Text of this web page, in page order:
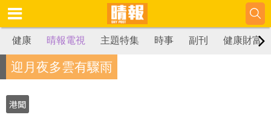
健康 晴報電視 主題特集 時事 副刊 健康財富
迎月夜多雲有驟雨
港聞